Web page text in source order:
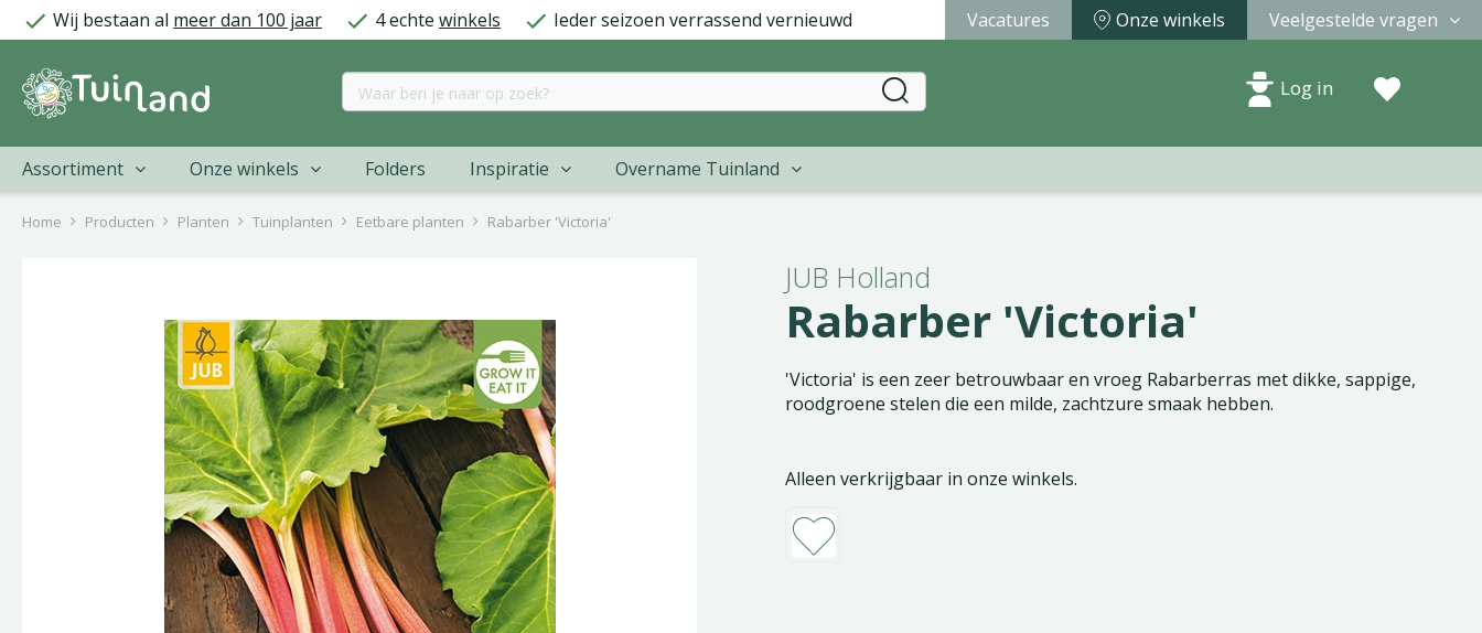
naar
Home Producten Planten Tuinplanten Eetbare planten Rabarber 'Victoria'
Wij bestaan al meer dan 100 jaar 4 echte winkels Ieder seizoen verrassend vernieuwd Vacatures Onze winkels Veelgestelde vragen
Log in
Assortiment Onze winkels Folders Inspiratie Overname Tuinland
JUB Holland
Rabarber 'Victoria'
'Victoria' is een zeer betrouwbaar en vroeg Rabarberras met dikke, sappige,
roodgroene stelen die een milde, zachtzure smaak hebben.
Alleen verkrijgbaar in onze winkels.